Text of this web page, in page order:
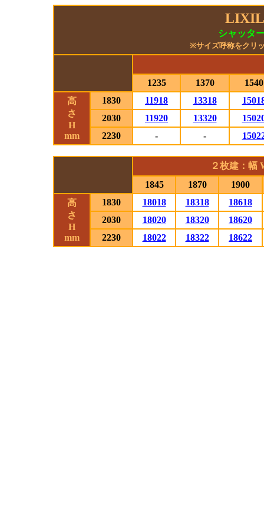
LIXIL
シャッタ
※サイズ呼称をクリ
1235 1370
1540
高
さ
H
mm
1830 11918 13318
2030
11920 13320
2230
- -
２枚建：幅
1845
1870
1900
高
さ
H
mm
1830 18018 18318
18618
2030
18020 18320
18620
2230
18022 18322 18622